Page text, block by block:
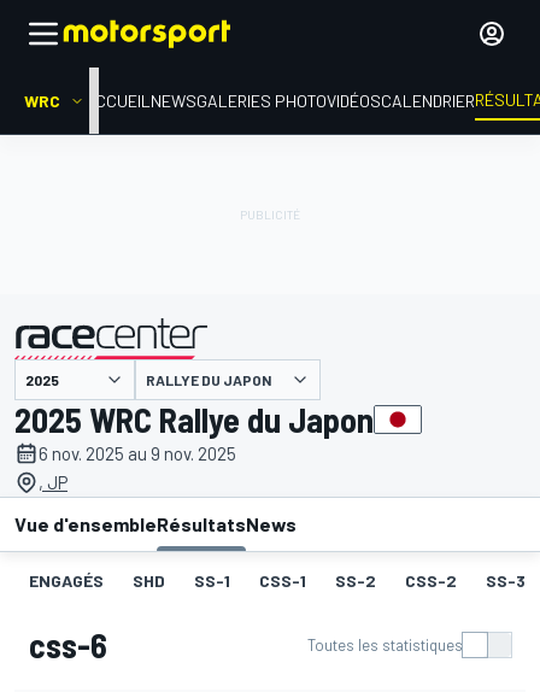
WRC ACCUEIL NEWSGALERIES PHOTOVIDÉOSCALENDRIER
présenté par RALLYE DU JAPON
2025 WRC Rallye du Japon
6 nov. 2025 au 9 nov. 2025
, JP
Vue d'ensembleRésultatsNews
ENGAGÉS SHD SS-1 CSS-1 SS-2 CSS-2 SS-3
css-6 Toutes les statistiques